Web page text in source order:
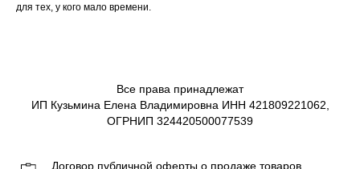
для тех, у кого мало времени.
Все права принадлежат
ИП Кузьмина Елена Владимировна ИНН 421809221062,
ОГРНИП 324420500077539
Договор публичной оферты о продаже товаров